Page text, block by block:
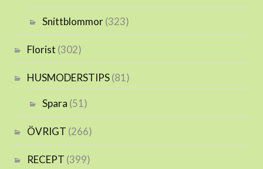
Snittblommor(323)
Florist (302)
HUSMODERSTIPS(81)
Spara (51)
ÖVRIGT (266)
RECEPT (399)